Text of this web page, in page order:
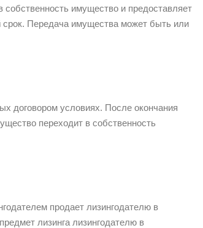
собственность имущество и предоставляет
срок. Передача имущества может быть или
договором условиях. После окончания
переходит в собственность
продает лизингодателю в
лизинга лизингодателю в